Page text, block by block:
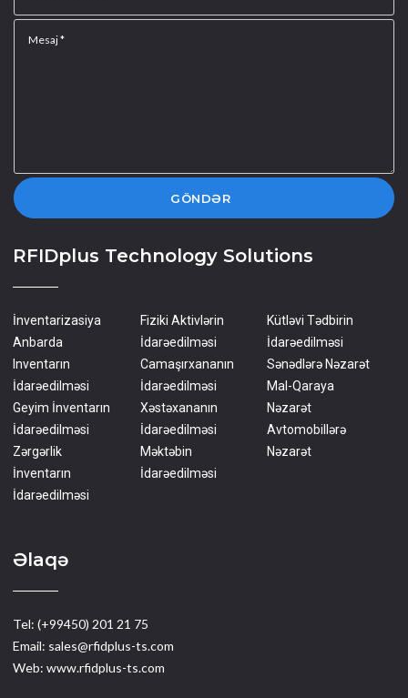
GÖNDƏR
RFIDplus Technology Solutions
İnventarizasiya
Anbarda
Inventarın
İdarəedilməsi
Geyim İnventarın
İdarəedilməsi
Zərgərlik
İnventarın
İdarəedilməsi
Fiziki Aktivlərin
İdarəedilməsi
Camaşırxananın
İdarəedilməsi
Xəstəxananın
İdarəedilməsi
Məktəbin
İdarəedilməsi
Kütləvi Tədbirin
İdarəedilməsi
Sənədlərə Nəzarət
Mal-Qaraya
Nəzarət
Avtomobillərə
Nəzarət
Əlaqə
Tel: (+99450) 201 21 75
Email: sales@rfidplus-ts.com
Web: www.rfidplus-ts.com